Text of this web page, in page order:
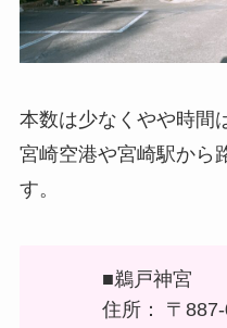
本数は少なくやや時間
宮崎空港や宮崎駅から
す。
■鵜戸神宮
住所： 〒